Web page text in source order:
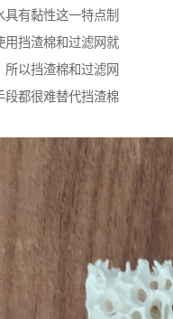
有黏性这一特点制
用挡渣棉和过滤网就
以挡渣棉和过滤网
段都很难替代挡渣棉